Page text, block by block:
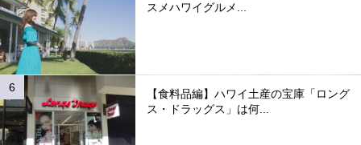
スメハワイグルメ...
【食料品編】ハワイ土産の宝庫「ロング
ス・ドラッグス」は何...